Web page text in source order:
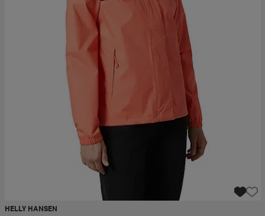
HELLY HANSEN